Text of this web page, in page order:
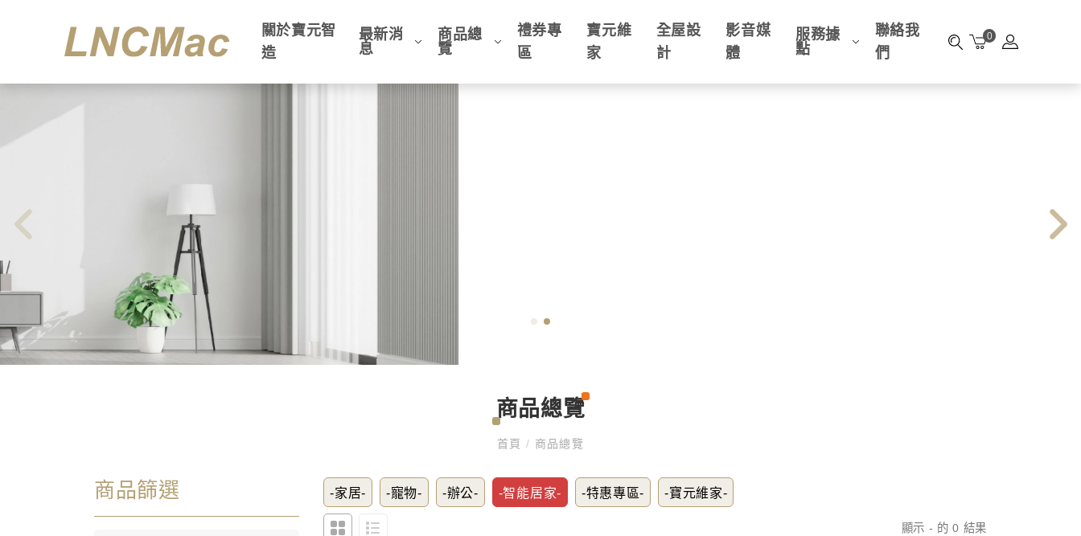
關於寶元智
造
最新消
息
商品總
覽
禮券專
區
寶元維
家
全屋設
計
影音媒
體
服務據
點
聯絡我
們
0
LNCMac寶元智造 客製櫃的專家
商品總覽
首頁 / 商品總覽
商品篩選 -家居- -寵物- -辦公- -智能居家- -特惠專區- -寶元維家-
顯示 - 的 0 結果